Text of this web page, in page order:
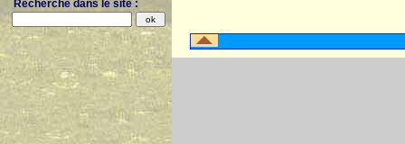
Recherche dans le site :